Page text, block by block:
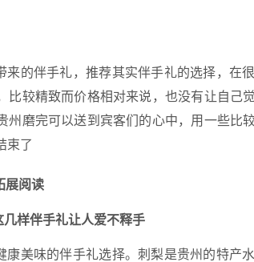
来的伴手礼，推荐其实伴手礼的选择，在
比较精致而价格相对来说，也没有让自己
州磨完可以送到宾客们的心中，用一些比
束了
展阅读
样伴手礼让人爱不释手
康美味的伴手礼选择。刺梨是贵州的特产